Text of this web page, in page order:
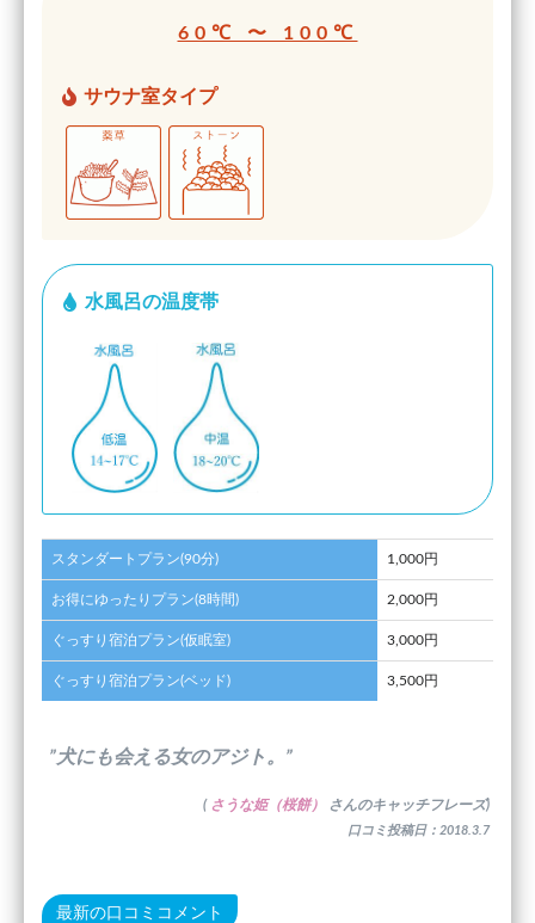
60℃ 〜 100℃
サウナ室タイプ
水風呂の温度帯
スタンダートプラン(90分) 1,000円
お得にゆったりプラン(8時間) 2,000円
ぐっすり宿泊プラン(仮眠室) 3,000円
ぐっすり宿泊プラン(ベッド) 3,500円
”犬にも会える女のアジト。”
( さうな姫（桜餅） さんのキャッチフレーズ)
口コミ投稿日：2018.3.7
最新の口コミコメント